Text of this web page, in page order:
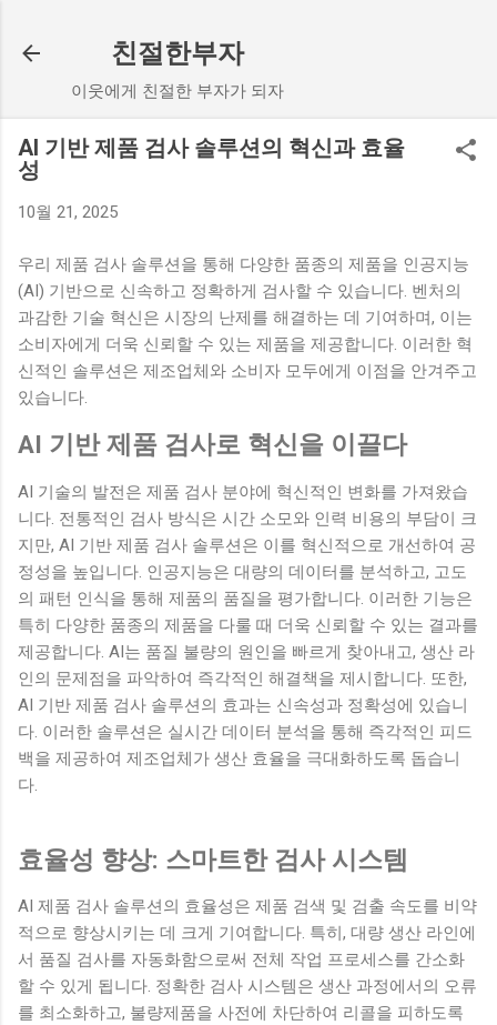
친절한부자
이웃에게 친절한 부자가 되자
AI 기반 제품 검사 솔루션의 혁신과 효율
성
10월 21, 2025
우리 제품 검사 솔루션을 통해 다양한 품종의 제품을 인공지능
(AI) 기반으로 신속하고 정확하게 검사할 수 있습니다. 벤처의
과감한 기술 혁신은 시장의 난제를 해결하는 데 기여하며, 이는
소비자에게 더욱 신뢰할 수 있는 제품을 제공합니다. 이러한 혁
신적인 솔루션은 제조업체와 소비자 모두에게 이점을 안겨주고
있습니다.
AI 기반 제품 검사로 혁신을 이끌다
AI 기술의 발전은 제품 검사 분야에 혁신적인 변화를 가져왔습
니다. 전통적인 검사 방식은 시간 소모와 인력 비용의 부담이 크
지만, AI 기반 제품 검사 솔루션은 이를 혁신적으로 개선하여 공
정성을 높입니다. 인공지능은 대량의 데이터를 분석하고, 고도
의 패턴 인식을 통해 제품의 품질을 평가합니다. 이러한 기능은
특히 다양한 품종의 제품을 다룰 때 더욱 신뢰할 수 있는 결과를
제공합니다. AI는 품질 불량의 원인을 빠르게 찾아내고, 생산 라
인의 문제점을 파악하여 즉각적인 해결책을 제시합니다. 또한,
AI 기반 제품 검사 솔루션의 효과는 신속성과 정확성에 있습니
다. 이러한 솔루션은 실시간 데이터 분석을 통해 즉각적인 피드
백을 제공하여 제조업체가 생산 효율을 극대화하도록 돕습니
다.
효율성 향상: 스마트한 검사 시스템
AI 제품 검사 솔루션의 효율성은 제품 검색 및 검출 속도를 비약
적으로 향상시키는 데 크게 기여합니다. 특히, 대량 생산 라인에
서 품질 검사를 자동화함으로써 전체 작업 프로세스를 간소화
할 수 있게 됩니다. 정확한 검사 시스템은 생산 과정에서의 오류
를 최소화하고, 불량제품을 사전에 차단하여 리콜을 피하도록